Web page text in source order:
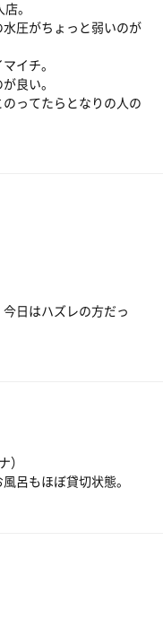
。
圧がちょっと弱いのが
イチ。
良い。
ってたらとなりの人の
日はハズレの方だっ
）
呂もほぼ貸切状態。